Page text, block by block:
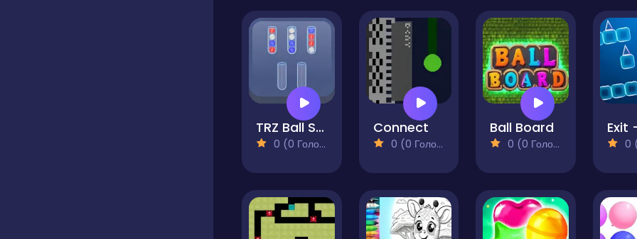
TRZ Ball Sort
0 (0 Голосів)
Connect
0 (0 Голосів)
Ball Board
0 (0 Голосів) 0